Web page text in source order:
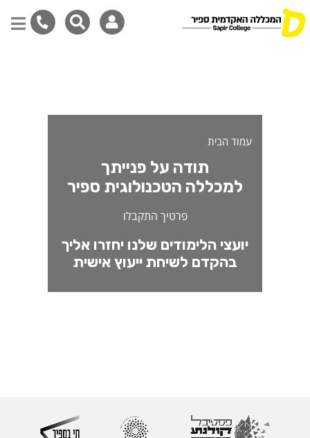
עמוד הבית
תודה על פנייתך
למכללה הטכנולוגית ספיר
פרטיך התקבלו
יועצי הלימודים שלנו יחזרו אליך
בהקדם לשיחת ייעוץ אישית